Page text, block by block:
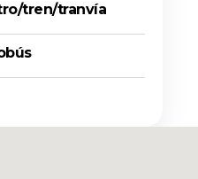
tren/tranvía